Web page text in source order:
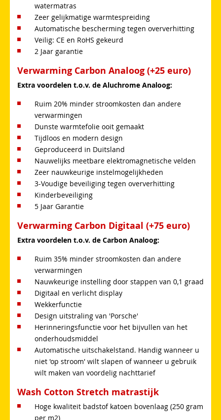
watermatras
Zeer gelijkmatige warmtespreiding
Automatische bescherming tegen oververhitting
Veilig: CE en RoHS gekeurd
2 Jaar garantie
Verwarming Carbon Analoog (+25 euro)
Extra voordelen t.o.v. de Aluchrome Analoog:
Ruim 20% minder stroomkosten dan andere
verwarmingen
Dunste warmtefolie ooit gemaakt
Tijdloos en modern design
Geproduceerd in Duitsland
Nauwelijks meetbare elektromagnetische velden
Zeer nauwkeurige instelmogelijkheden
3-Voudige beveiliging tegen oververhitting
Kinderbeveiliging
5 Jaar Garantie
Verwarming Carbon Digitaal (+75 euro)
Extra voordelen t.o.v. de Carbon Analoog:
Ruim 35% minder stroomkosten dan andere
verwarmingen
Nauwkeurige instelling door stappen van 0,1 graad
Digitaal en verlicht display
Wekkerfunctie
Design uitstraling van 'Porsche'
Herinneringsfunctie voor het bijvullen van het
onderhoudsmiddel
Automatische uitschakelstand. Handig wanneer u
niet 'op stroom' wilt slapen of wanneer u gebruik
wilt maken van voordelig nachttarief
Wash Cotton Stretch matrastijk
Hoge kwaliteit badstof katoen bovenlaag (250 gram
per m2)